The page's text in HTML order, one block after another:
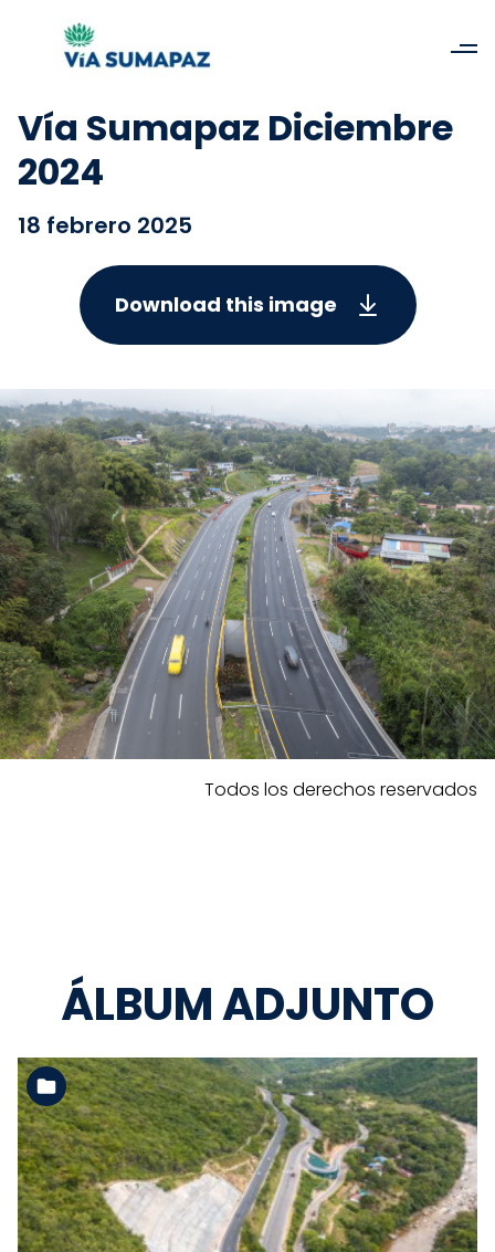
Vía Sumapaz Diciembre
2024
18 febrero 2025
Download this image
Todos los derechos reservados
ÁLBUM ADJUNTO
Ver la carpeta